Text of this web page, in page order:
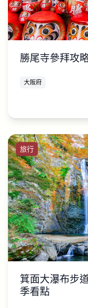
勝尾寺參拜攻
大阪府
旅行
箕面大瀑布步
季看點